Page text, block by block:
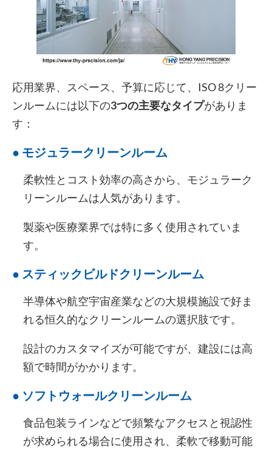
応用業界、スペース、予算に応じて、ISO 8クリー
ンルームには以下の3つの主要なタイプがありま
す：
● モジュラークリーンルーム
柔軟性とコスト効率の高さから、モジュラーク
リーンルームは人気があります。
製薬や医療業界では特に多く使用されていま
す。
● スティックビルドクリーンルーム
半導体や航空宇宙産業などの大規模施設で好ま
れる恒久的なクリーンルームの選択肢です。
設計のカスタマイズが可能ですが、建設には高
額で時間がかかります。
● ソフトウォールクリーンルーム
食品包装ラインなどで頻繁なアクセスと視認性
が求められる場合に使用され、柔軟で移動可能